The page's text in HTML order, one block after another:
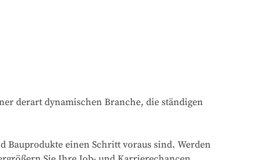
derart dynamischen Branche, die ständigen
Bauprodukte einen Schritt voraus sind. Werden